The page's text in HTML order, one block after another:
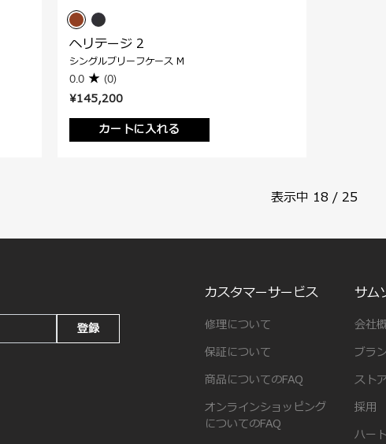
¥145,200
カートに入れる
ヘリテージ 2
シングルブリーフケース M
0.0 (0)
表示中 18 / 25
登録
カスタマーサービス
修理について
保証について
商品についてのFAQ
オンラインショッピング
についてのFAQ
サム
会社
ブラ
スト
採用
ハー